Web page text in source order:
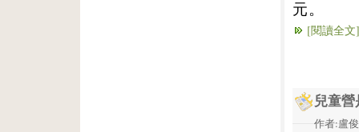
元。
[閱讀全文]
兒童
作者:盧